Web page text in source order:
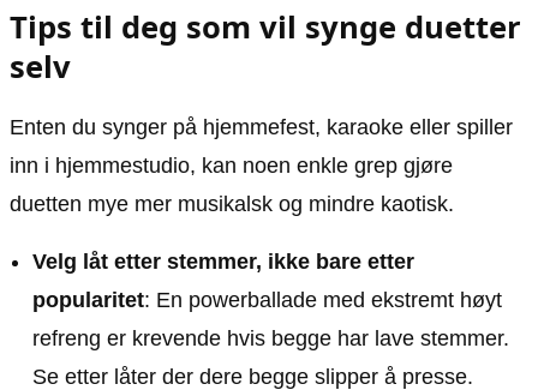
Tips til deg som vil synge duetter
selv
Enten du synger på hjemmefest, karaoke eller spiller
inn i hjemmestudio, kan noen enkle grep gjøre
duetten mye mer musikalsk og mindre kaotisk.
Velg låt etter stemmer, ikke bare etter
popularitet: En powerballade med ekstremt høyt
refreng er krevende hvis begge har lave stemmer.
Se etter låter der dere begge slipper å presse.